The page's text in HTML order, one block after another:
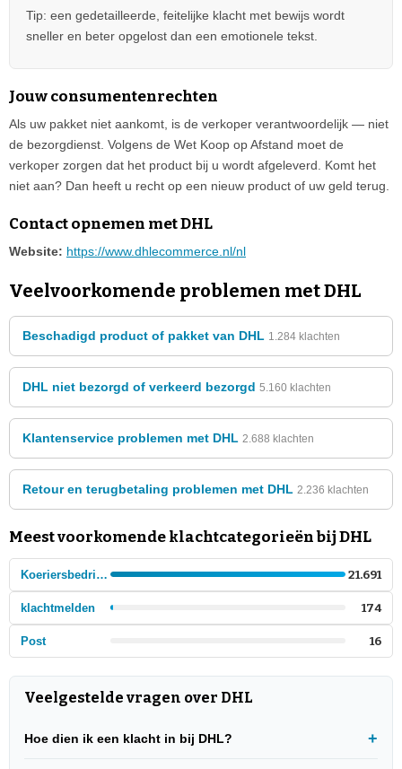
Tip: een gedetailleerde, feitelijke klacht met bewijs wordt
sneller en beter opgelost dan een emotionele tekst.
Jouw consumentenrechten
Als uw pakket niet aankomt, is de verkoper verantwoordelijk — niet
de bezorgdienst. Volgens de Wet Koop op Afstand moet de
verkoper zorgen dat het product bij u wordt afgeleverd. Komt het
niet aan? Dan heeft u recht op een nieuw product of uw geld terug.
Contact opnemen met DHL
Website: https://www.dhlecommerce.nl/nl
Veelvoorkomende problemen met DHL
Beschadigd product of pakket van DHL 1.284 klachten
DHL niet bezorgd of verkeerd bezorgd 5.160 klachten
Klantenservice problemen met DHL 2.688 klachten
Retour en terugbetaling problemen met DHL 2.236 klachten
Meest voorkomende klachtcategorieën bij DHL
Koeriersbedrijven en post 21.691
klachtmelden 174
Post 16
Veelgestelde vragen over DHL
Hoe dien ik een klacht in bij DHL?